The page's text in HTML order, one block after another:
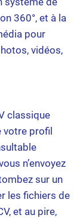
360°, et à la
pour
vidéos,
classique
votre profil
n’envoyez
sur un
les fichiers de
et au pire,